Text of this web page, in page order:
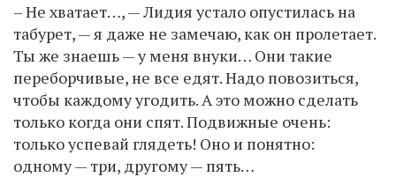
– Не хватает…, — Лидия устало опустилась на
табурет, — я даже не замечаю, как он пролетает.
Ты же знаешь — у меня внуки… Они такие
переборчивые, не все едят. Надо повозиться,
чтобы каждому угодить. А это можно сделать
только когда они спят. Подвижные очень:
только успевай глядеть! Оно и понятно:
одному — три, другому — пять…